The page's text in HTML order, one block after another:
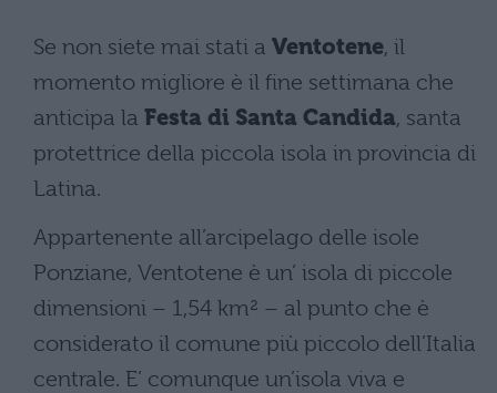
Se non siete mai stati a Ventotene, il
momento migliore è il fine settimana che
anticipa la Festa di Santa Candida, santa
protettrice della piccola isola in provincia di
Latina.
Appartenente all’arcipelago delle isole
Ponziane, Ventotene è un’ isola di piccole
dimensioni – 1,54 km² – al punto che è
considerato il comune più piccolo dell’Italia
centrale. E’ comunque un’isola viva e